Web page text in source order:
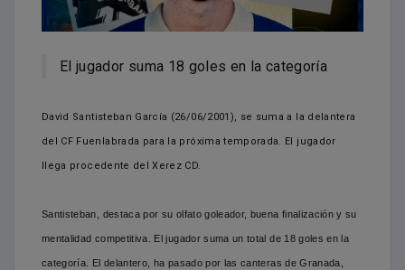
El jugador suma 18 goles en la categoría
David Santisteban García (26/06/2001), se suma a la delantera
del CF Fuenlabrada para la próxima temporada. El jugador
llega procedente del Xerez CD.
Santisteban, destaca por su olfato goleador, buena finalización y su
mentalidad competitiva. El jugador suma un total de 18 goles en la
categoría. El delantero, ha pasado por las canteras de Granada,